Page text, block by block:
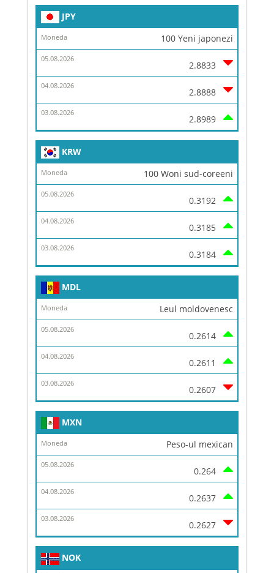
JPY
100 Yeni japonezi
2.8833
2.8888
2.8989
KRW
100 Woni sud-coreeni
0.3192
0.3185
0.3184
MDL
Leul moldovenesc
0.2614
0.2611
0.2607
MXN
Peso-ul mexican
0.264
0.2637
0.2627
NOK